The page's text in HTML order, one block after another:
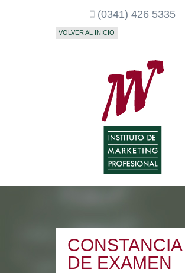
VOLVER AL INICIO
(0341) 426 5335
CONSTANCIA
DE EXAMEN